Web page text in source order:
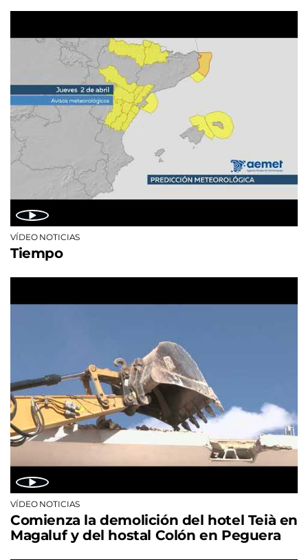
VÍDEO NOTICIAS
Tiempo
VÍDEO NOTICIAS
Comienza la demolición del hotel Teià en
Magaluf y del hostal Colón en Peguera